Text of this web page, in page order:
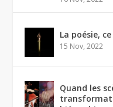
La poésie,
15 Nov, 2022
Quand les